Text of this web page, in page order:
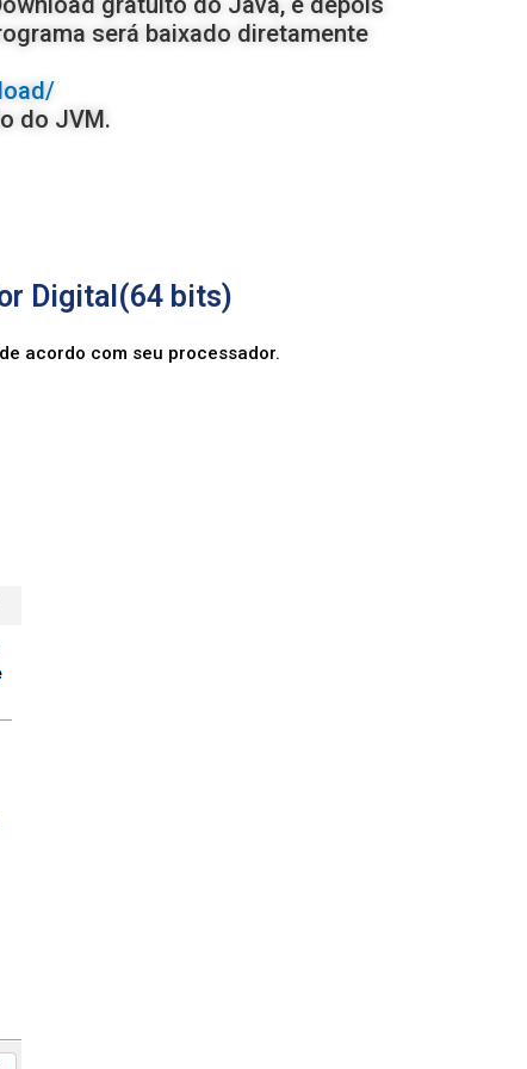
será baixado diretamente
do JVM.
Digital(64 bits)
acordo com seu processador.